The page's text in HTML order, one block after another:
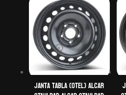
Janta tabla (otel) ALCAR